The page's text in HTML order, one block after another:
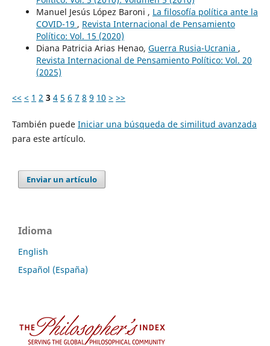
Manuel Jesús López Baroni , La filosofía política ante la
COVID-19 , Revista Internacional de Pensamiento
Político: Vol. 15 (2020)
Diana Patricia Arias Henao, Guerra Rusia-Ucrania ,
Revista Internacional de Pensamiento Político: Vol. 20
(2025)
<< < 1 2 3 4 5 6 7 8 9 10 > >>
También puede Iniciar una búsqueda de similitud avanzada
para este artículo.
Enviar un artículo
Idioma
English
Español (España)